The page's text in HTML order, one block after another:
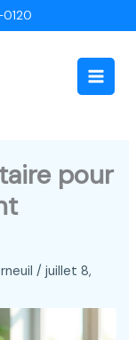
Main
pour
/juillet 8,